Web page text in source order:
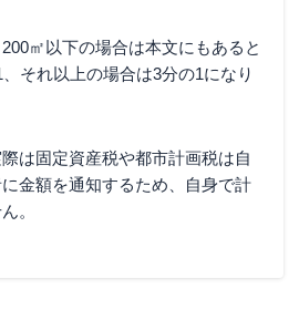
㎡以下の場合は本文にもあると
それ以上の場合は3分の1になり
は固定資産税や都市計画税は自
金額を通知するため、自身で計
。